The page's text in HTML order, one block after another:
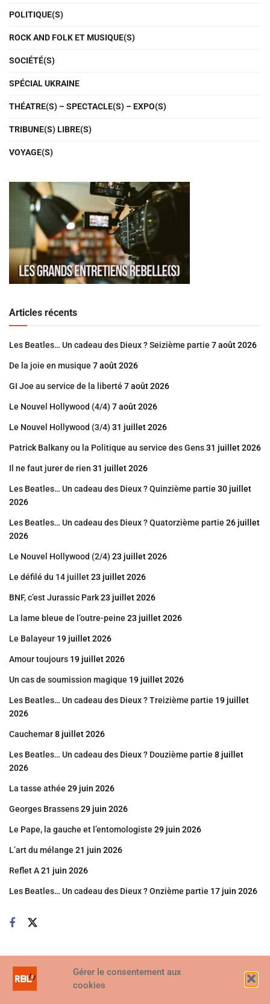
Gérer le consentement aux
cookies
POLITIQUE(S)
ROCK AND FOLK ET MUSIQUE(S)
SOCIÉTÉ(S)
SPÉCIAL UKRAINE
THÉATRE(S) – SPECTACLE(S) – EXPO(S)
TRIBUNE(S) LIBRE(S)
VOYAGE(S)
Articles récents
Les Beatles… Un cadeau des Dieux ? Seizième partie 7 août 2026
De la joie en musique 7 août 2026
GI Joe au service de la liberté 7 août 2026
Le Nouvel Hollywood (4/4) 7 août 2026
Le Nouvel Hollywood (3/4) 31 juillet 2026
Patrick Balkany ou la Politique au service des Gens31 juillet 2026
Il ne faut jurer de rien 31 juillet 2026
Les Beatles… Un cadeau des Dieux ? Quinzième partie 30 juillet
2026
Les Beatles… Un cadeau des Dieux ? Quatorzième partie 26 juillet
2026
Le Nouvel Hollywood (2/4) 23 juillet 2026
Le défilé du 14 juillet23 juillet 2026
BNF, c’est Jurassic Park23 juillet 2026
La lame bleue de l’outre-peine 23 juillet 2026
Le Balayeur 19 juillet 2026
Amour toujours 19 juillet 2026
Un cas de soumission magique 19 juillet 2026
Les Beatles… Un cadeau des Dieux ? Treizième partie 19 juillet
2026
Cauchemar8 juillet 2026
Les Beatles… Un cadeau des Dieux ? Douzième partie 8 juillet
2026
La tasse athée 29 juin 2026
Georges Brassens29 juin 2026
Le Pape, la gauche et l’entomologiste 29 juin 2026
L’art du mélange 21 juin 2026
Reflet A21 juin 2026
Les Beatles… Un cadeau des Dieux ? Onzième partie 17 juin 2026